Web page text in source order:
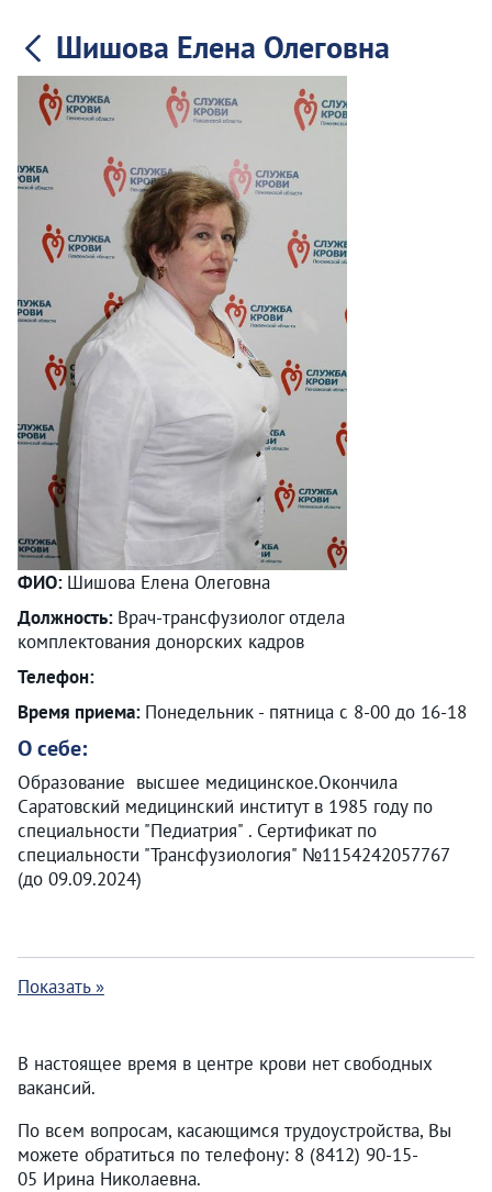
Шишова Елена Олеговна
ФИО: Шишова Елена Олеговна
Должность: Врач-трансфузиолог отдела
комплектования донорских кадров
Телефон:
Время приема: Понедельник - пятница с 8-00 до 16-18
О себе:
Образование высшее медицинское.Окончила
Саратовский медицинский институт в 1985 году по
специальности "Педиатрия" . Сертификат по
специальности "Трансфузиология" №1154242057767
(до 09.09.2024)
Показать »
В настоящее время в центре крови нет свободных
вакансий.
По всем вопросам, касающимся трудоустройства, Вы
можете обратиться по телефону: 8 (8412) 90-15-
05 Ирина Николаевна.